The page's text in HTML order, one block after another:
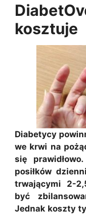
kosztuje
Diabetycy
we krwi na
się
posiłków
trwającymi 2-
być
Jednak koszty